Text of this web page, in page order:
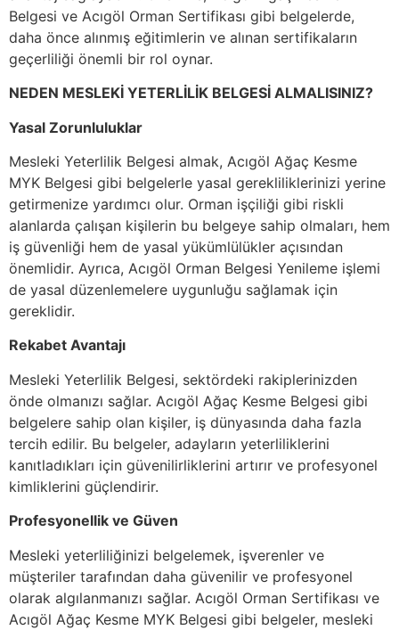
Belgesi ve Acıgöl Orman Sertifikası gibi belgelerde,
daha önce alınmış eğitimlerin ve alınan sertifikaların
geçerliliği önemli bir rol oynar.
NEDEN MESLEKİ YETERLİLİK BELGESİ ALMALISINIZ?
Yasal Zorunluluklar
Mesleki Yeterlilik Belgesi almak, Acıgöl Ağaç Kesme
MYK Belgesi gibi belgelerle yasal gerekliliklerinizi yerine
getirmenize yardımcı olur. Orman işçiliği gibi riskli
alanlarda çalışan kişilerin bu belgeye sahip olmaları, hem
iş güvenliği hem de yasal yükümlülükler açısından
önemlidir. Ayrıca, Acıgöl Orman Belgesi Yenileme işlemi
de yasal düzenlemelere uygunluğu sağlamak için
gereklidir.
Rekabet Avantajı
Mesleki Yeterlilik Belgesi, sektördeki rakiplerinizden
önde olmanızı sağlar. Acıgöl Ağaç Kesme Belgesi gibi
belgelere sahip olan kişiler, iş dünyasında daha fazla
tercih edilir. Bu belgeler, adayların yeterliliklerini
kanıtladıkları için güvenilirliklerini artırır ve profesyonel
kimliklerini güçlendirir.
Profesyonellik ve Güven
Mesleki yeterliliğinizi belgelemek, işverenler ve
müşteriler tarafından daha güvenilir ve profesyonel
olarak algılanmanızı sağlar. Acıgöl Orman Sertifikası ve
Acıgöl Ağaç Kesme MYK Belgesi gibi belgeler, mesleki